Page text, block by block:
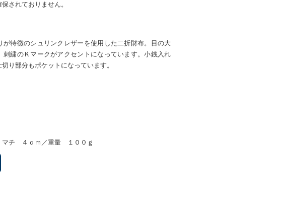
されておりません。
が特徴のシュリンクレザーを使用した二折財布。目の大
刺繍のＫマークがアクセントになっています。小銭入れ
り部分もポケットになっています。
４ｃｍ／重量 １００ｇ